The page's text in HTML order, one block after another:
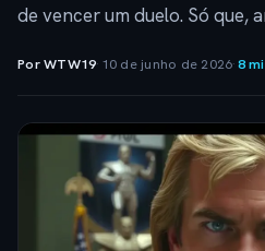
de vencer um duelo. Só que,
Por WTW19· 10 de junho de 2026·8